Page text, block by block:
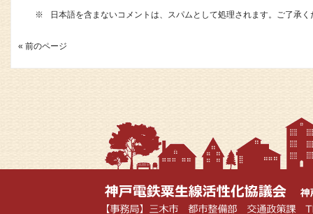
※ 日本語を含まないコメントは、スパムとして処理されます。ご了承く
« 前のページ